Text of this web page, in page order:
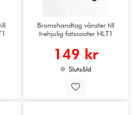
Bromshandtag vänster till
trehjulig fatscooter HLT1
149 kr
Slutsåld